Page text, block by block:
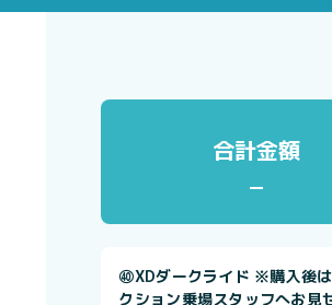
合計金額
㊵XDダークライド ※購入後
クション乗場スタッフへお見